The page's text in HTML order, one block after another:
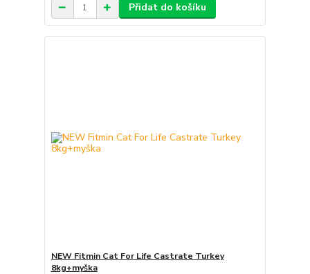
Přidat do košíku
NEW Fitmin Cat For Life Castrate Turkey
8kg+myška